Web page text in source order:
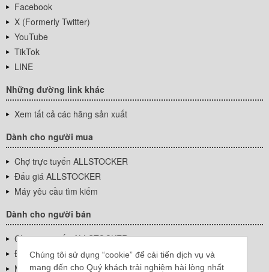
Chúng tôi sử dụng “cookie” để cải tiến dịch vụ và
mang đến cho Quý khách trải nghiệm hài lòng nhất
Facebook
X (Formerly Twitter)
YouTube
TikTok
LINE
Những đường link khác
Xem tất cả các hãng sản xuất
Dành cho người mua
Chợ trực tuyến ALLSTOCKER
Đấu giá ALLSTOCKER
Máy yêu cầu tìm kiếm
Dành cho người bán
Chợ trực tuyến ALLSTOCKER
Đấu giá ALLSTOCKER
Máy yêu cầu tìm kiếm